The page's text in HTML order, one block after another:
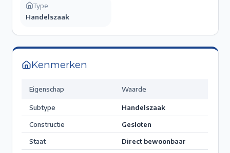
Type
Handelszaak
Kenmerken
Eigenschap Waarde
Subtype
Handelszaak
Constructie
Gesloten
Staat
Direct bewoonbaar